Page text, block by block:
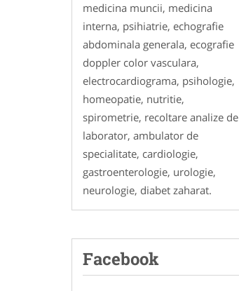
medicina muncii, medicina
interna, psihiatrie, echografie
abdominala generala, ecografie
doppler color vasculara,
electrocardiograma, psihologie,
homeopatie, nutritie,
spirometrie, recoltare analize de
laborator, ambulator de
specialitate, cardiologie,
gastroenterologie, urologie,
neurologie, diabet zaharat.
Facebook